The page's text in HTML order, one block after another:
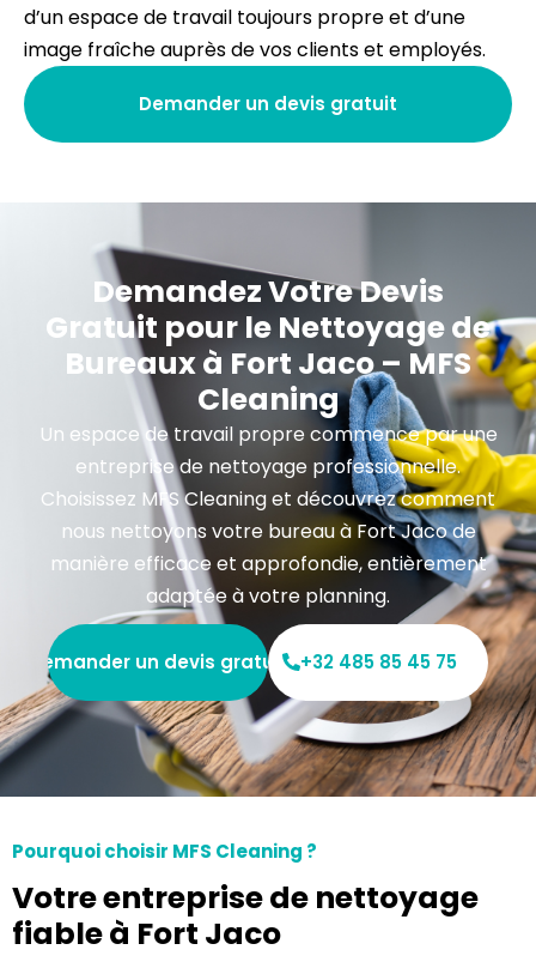
d’un espace de travail toujours propre et d’une
image fraîche auprès de vos clients et employés.
Demander un devis gratuit
Demandez Votre Devis
Gratuit pour le Nettoyage de
Bureaux à Fort Jaco – MFS
Cleaning
Un espace de travail propre commence par une
entreprise de nettoyage professionnelle.
Choisissez MFS Cleaning et découvrez comment
nous nettoyons votre bureau à Fort Jaco de
manière efficace et approfondie, entièrement
adaptée à votre planning.
Demander un devis gratuit +32 485 85 45 75
Pourquoi choisir MFS Cleaning ?
Votre entreprise de nettoyage
fiable à Fort Jaco